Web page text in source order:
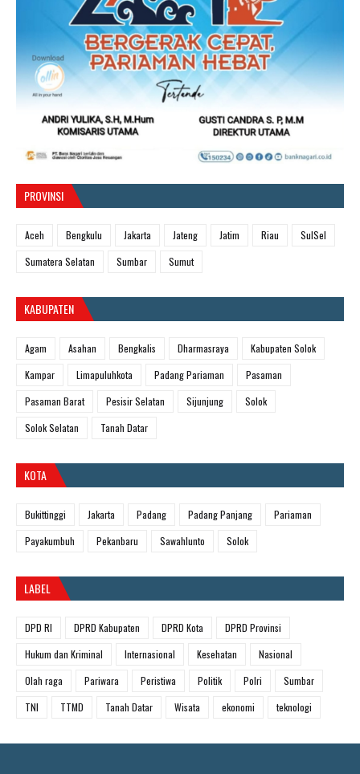
PROVINSI
Aceh Bengkulu Jakarta Jateng Jatim Riau
SulSel
Sumatera Selatan
Sumbar Sumut
KABUPATEN
Agam Asahan Bengkalis Dharmasraya
Kabupaten Solok
Kampar
Limapuluhkota Padang Pariaman
Pasaman
Pasaman Barat
Pesisir Selatan Sijunjung
Solok
Solok Selatan
Tanah Datar
KOTA
Bukittinggi Jakarta Padang Padang Panjang
Pariaman
Payakumbuh
Pekanbaru Sawahlunto Solok
LABEL
DPD RI DPRD Kabupaten DPRD Kota
DPRD Provinsi
Hukum dan Kriminal
Internasional Kesehatan
Nasional
Olah raga
Pariwara Peristiwa Politik Polri
Sumbar
TNI
TTMD Tanah Datar Wisata ekonomi teknologi